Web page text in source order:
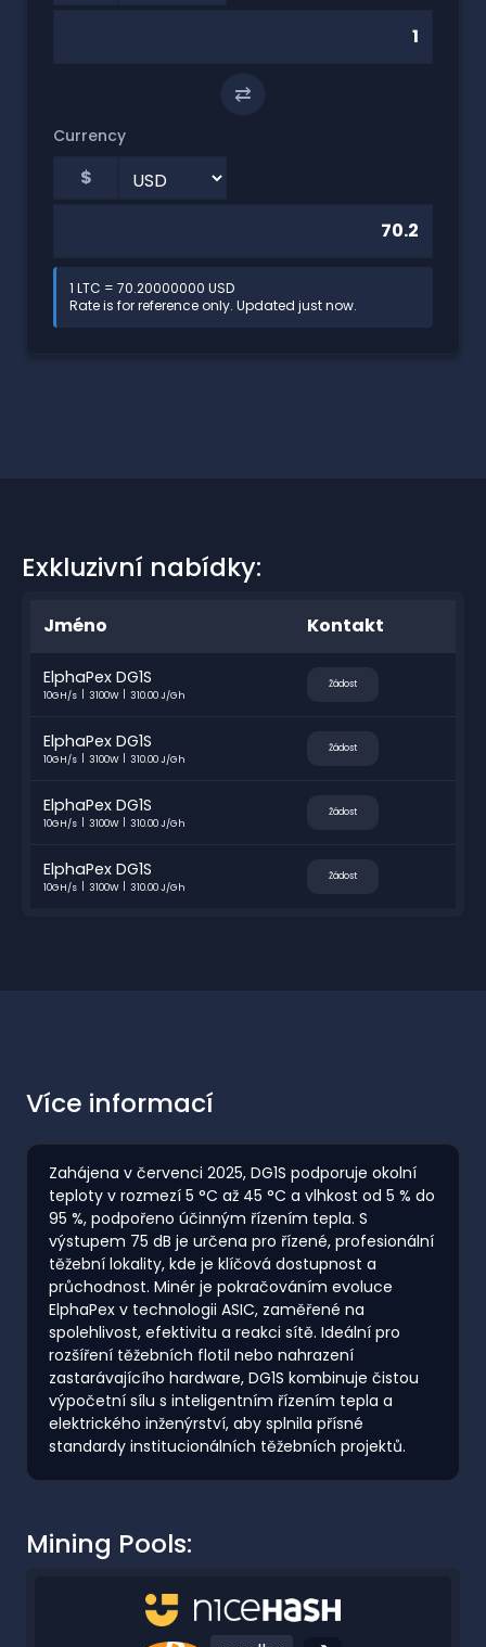
⇄
Currency
$
1 LTC = 70.20000000 USD
Rate is for reference only. Updated just now.
Exkluzivní nabídky:
Jméno Kontakt
ElphaPex DG1S
10GH/s 3100W 310.00 J/Gh
Žádost
ElphaPex DG1S
10GH/s 3100W 310.00 J/Gh
Žádost
ElphaPex DG1S
10GH/s 3100W 310.00 J/Gh
Žádost
ElphaPex DG1S
10GH/s 3100W 310.00 J/Gh
Žádost
Více informací
Zahájena v červenci 2025, DG1S podporuje okolní
teploty v rozmezí 5 °C až 45 °C a vlhkost od 5 % do
95 %, podpořeno účinným řízením tepla. S
výstupem 75 dB je určena pro řízené, profesionální
těžební lokality, kde je klíčová dostupnost a
průchodnost. Minér je pokračováním evoluce
ElphaPex v technologii ASIC, zaměřené na
spolehlivost, efektivitu a reakci sítě. Ideální pro
rozšíření těžebních flotil nebo nahrazení
zastarávajícího hardware, DG1S kombinuje čistou
výpočetní sílu s inteligentním řízením tepla a
elektrického inženýrství, aby splnila přísné
standardy institucionálních těžebních projektů.
Mining Pools: